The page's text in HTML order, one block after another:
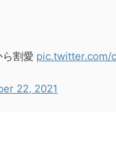
割愛 pic.twitter.com/
22, 2021